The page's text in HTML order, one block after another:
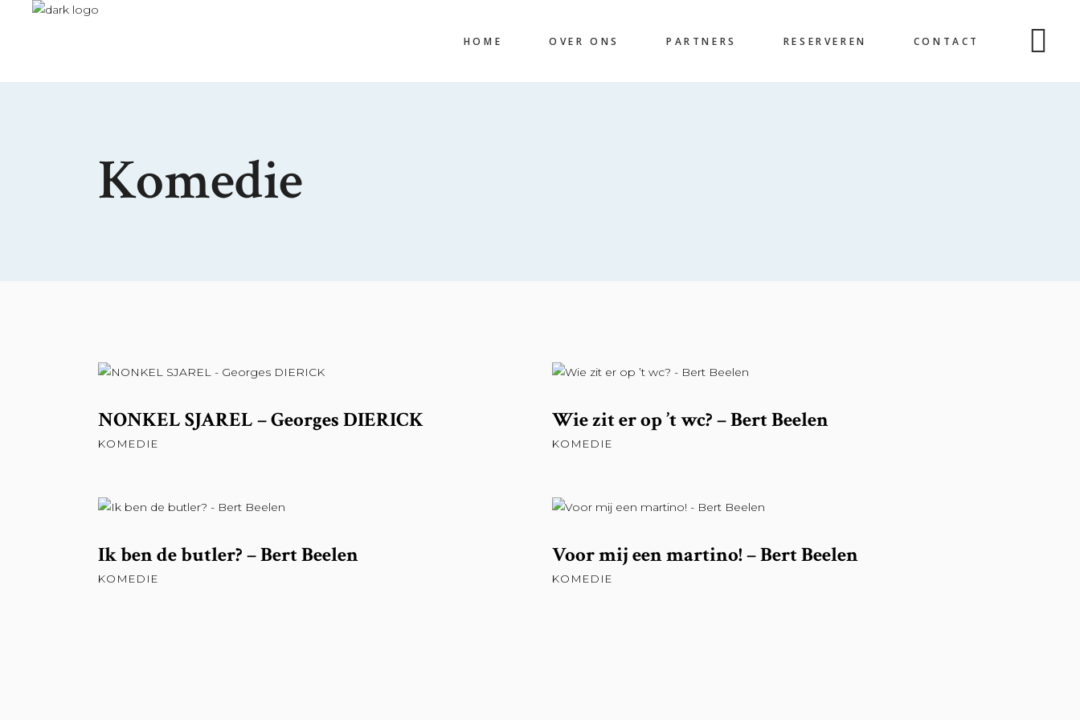
HOME OVER ONS PARTNERS RESERVEREN CONTACT
Komedie
LEES VERDER
NONKEL SJAREL – Georges DIERICK
KOMEDIE
LEES VERDER
Wie zit er op ’t wc? – Bert Beelen
KOMEDIE
LEES VERDER
Ik ben de butler? – Bert Beelen
KOMEDIE
LEES VERDER
Voor mij een martino! – Bert Beelen
KOMEDIE